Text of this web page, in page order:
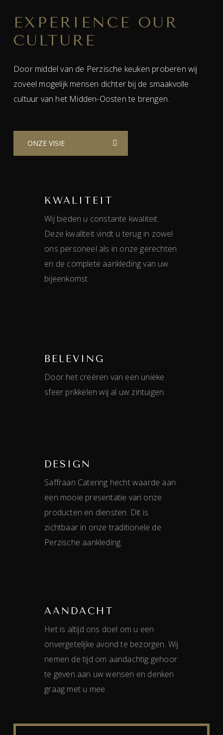
EXPERIENCE OUR
CULTURE
Door middel van de Perzische keuken proberen wij
zoveel mogelijk mensen dichter bij de smaakvolle
cultuur van het Midden-Oosten te brengen.
ONZE VISIE
KWALITEIT
Wij bieden u constante kwaliteit.
Deze kwaliteit vindt u terug in zowel
ons personeel als in onze gerechten
en de complete aankleding van uw
bijeenkomst.
BELEVING
Door het creëren van een unieke
sfeer prikkelen wij al uw zintuigen.
DESIGN
Saffraan Catering hecht waarde aan
een mooie presentatie van onze
producten en diensten. Dit is
zichtbaar in onze traditionele de
Perzische aankleding.
AANDACHT
Het is altijd ons doel om u een
onvergetelijke avond te bezorgen. Wij
nemen de tijd om aandachtig gehoor
te geven aan uw wensen en denken
graag met u mee.